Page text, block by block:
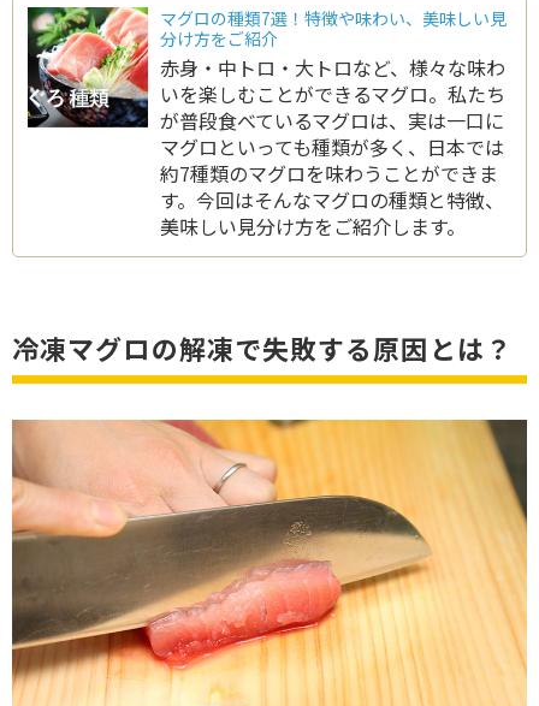
マグロの種類7選！特徴や味わい、美味しい見
分け方をご紹介
赤身・中トロ・大トロなど、様々な味わ
いを楽しむことができるマグロ。私たち
が普段食べているマグロは、実は一口に
マグロといっても種類が多く、日本では
約7種類のマグロを味わうことができま
す。今回はそんなマグロの種類と特徴、
美味しい見分け方をご紹介します。
冷凍マグロの解凍で失敗する原因とは？